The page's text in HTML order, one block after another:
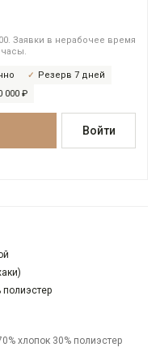
Заявки в нерабочее время
Резерв 7 дней
000 ₽
Войти
полиэстер
хлопок 30% полиэстер